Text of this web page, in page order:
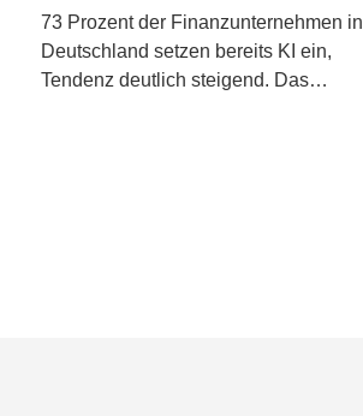
73 Prozent der Finanzunternehmen in
Deutschland setzen bereits KI ein,
Tendenz deutlich steigend. Das…